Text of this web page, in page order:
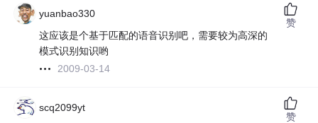
yuanbao330
这应该是个基于匹配的语音识别吧，需要较为高深的
模式识别知识哟
2009-03-14
赞
scq2099yt
赞